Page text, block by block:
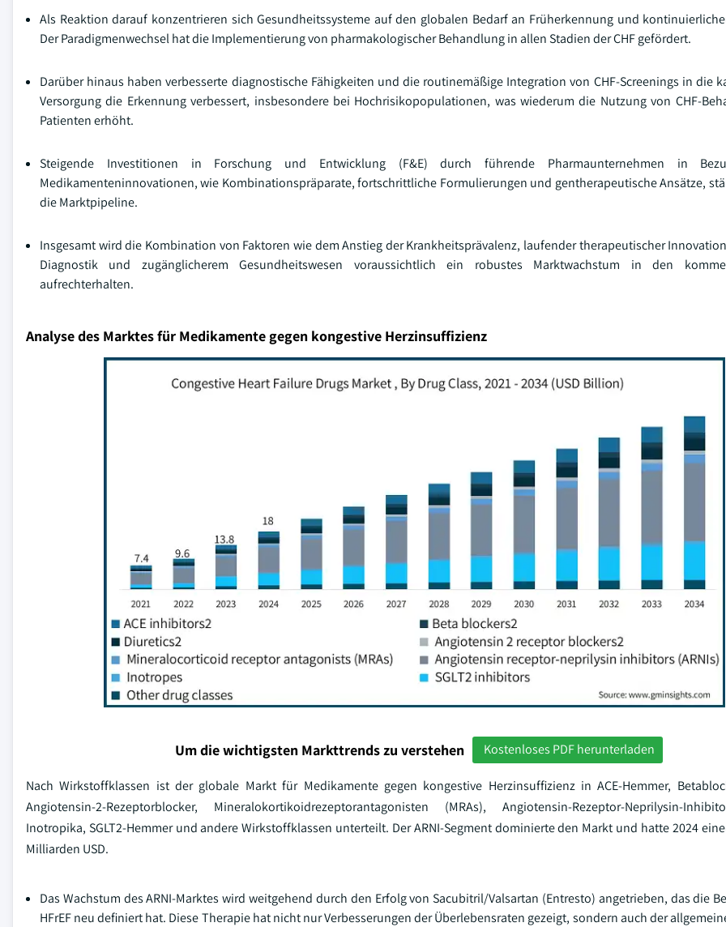
Als Reaktion darauf konzentrieren sich Gesundheitssysteme auf den globalen Bedarf an Früherkennung und
Der Paradigmenwechsel hat die Implementierung von pharmakologischer Behandlung in allen Stadien der CHF gefördert.
Darüber hinaus haben verbesserte diagnostische Fähigkeiten und die routinemäßige Integration von CHF-Screenings in die
Versorgung die Erkennung verbessert, insbesondere bei Hochrisikopopulationen, was wiederum die Nutzung von CHF-
Patienten erhöht.
Steigende Investitionen in Forschung und Entwicklung (F&E) durch führende Pharmaunternehmen in
Medikamenteninnovationen, wie Kombinationspräparate, fortschrittliche Formulierungen und gentherapeutische Ansätze,
die Marktpipeline.
Insgesamt wird die Kombination von Faktoren wie dem Anstieg der Krankheitsprävalenz, laufender therapeutischer
Diagnostik und zugänglicherem Gesundheitswesen voraussichtlich ein robustes Marktwachstum in den
aufrechterhalten.
Analyse des Marktes für Medikamente gegen kongestive Herzinsuffizienz
Um die wichtigsten Markttrends zu verstehen Kostenloses PDF herunterladen
Nach Wirkstoffklassen ist der globale Markt für Medikamente gegen kongestive Herzinsuffizienz in ACE-Hemmer,
Angiotensin-2-Rezeptorblocker, Mineralokortikoidrezeptorantagonisten (MRAs), Angiotensin-Rezeptor-Neprilysin-
Inotropika, SGLT2-Hemmer und andere Wirkstoffklassen unterteilt. Der ARNI-Segment dominierte den Markt und hatte 2024
Milliarden USD.
Das Wachstum des ARNI-Marktes wird weitgehend durch den Erfolg von Sacubitril/Valsartan (Entresto) angetrieben, das die
HFrEF neu definiert hat. Diese Therapie hat nicht nur Verbesserungen der Überlebensraten gezeigt, sondern auch der